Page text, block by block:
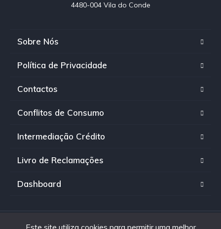
4480-004 Vila do Conde
Sobre Nós
Política de Privacidade
Contactos
Conflitos de Consumo
Intermediação Crédito
Livro de Reclamações
Dashboard
Este site utiliza cookies para permitir uma melhor